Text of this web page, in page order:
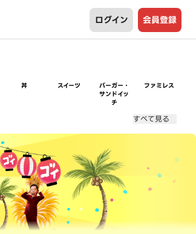
ログイン 会員登録
丼 スイーツ
バーガー・
サンドイッ
チ
ファミレス
すべて見る